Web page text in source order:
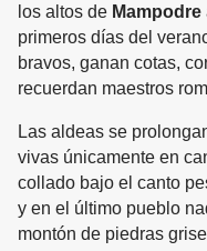
los altos de Mampodre
primeros días del
bravos, ganan cotas,
recuerdan maestros
Las aldeas se
vivas únicamente en
collado bajo el canto
y en el último pueblo
montón de piedras